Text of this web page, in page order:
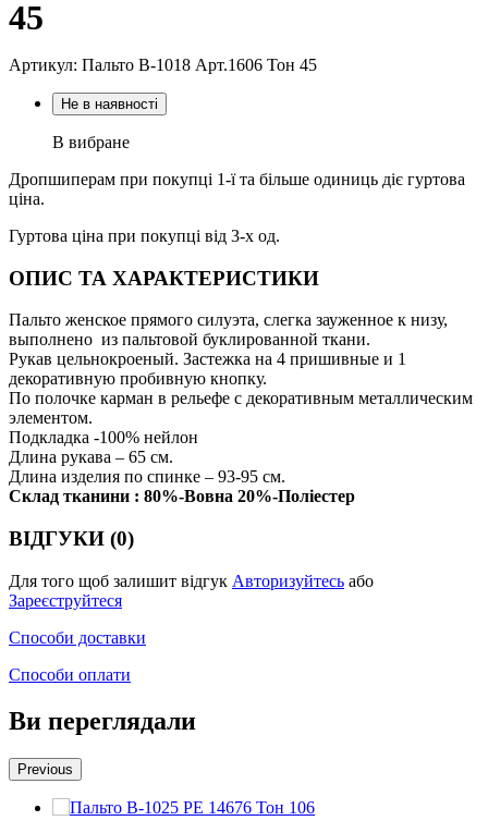
45
Артикул: Пальто В-1018 Aрт.1606 Тон 45
Не в наявності
В вибране
Дропшиперам при покупці 1-ї та більше одиниць діє гуртова
ціна.
Гуртова ціна при покупці від 3-х од.
ОПИС ТА ХАРАКТЕРИСТИКИ
Пальто женское прямого силуэта, слегка зауженное к низу,
выполнено из пальтовой буклированной ткани.
Рукав цельнокроеный. Застежка на 4 пришивные и 1
декоративную пробивную кнопку.
По полочке карман в рельефе с декоративным металлическим
элементом.
Подкладка -100% нейлон
Длина рукава – 65 см.
Длина изделия по спинке – 93-95 см.
Склад тканини : 80%-Вовна 20%-Поліестер
ВІДГУКИ (0)
Для того щоб залишит відгук Авторизуйтесь або
Зареєструйтеся
Способи доставки
Способи оплати
Ви переглядали
Previous